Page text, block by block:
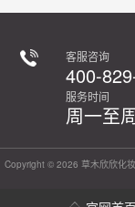
客服咨询
400-
服务时间
周一至
Copyright © 2026 草木欣欣化